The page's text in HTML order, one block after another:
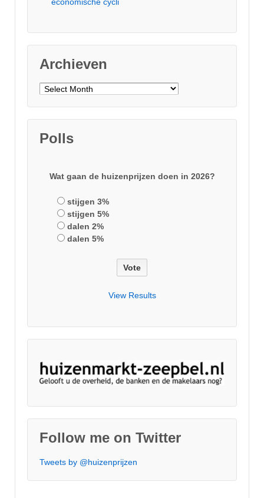
Archieven
Archieven
Polls
Wat gaan de huizenprijzen doen in 2026?
stijgen 3%
stijgen 5%
dalen 2%
dalen 5%
View Results
Follow me on Twitter
Tweets by @huizenprijzen